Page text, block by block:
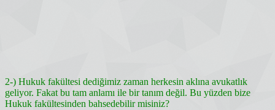
2-) Hukuk fakültesi dediğimiz zaman herkesin aklına avukatlık
geliyor. Fakat bu tam anlamı ile bir tanım değil. Bu yüzden bize
Hukuk fakültesinden bahsedebilir misiniz?